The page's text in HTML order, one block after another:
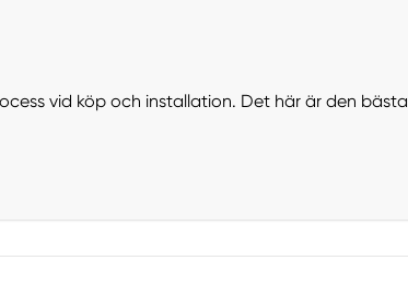
vid köp och installation. Det här är den bästa